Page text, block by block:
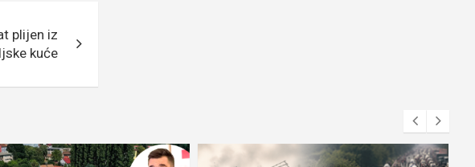
plijen iz
kuće